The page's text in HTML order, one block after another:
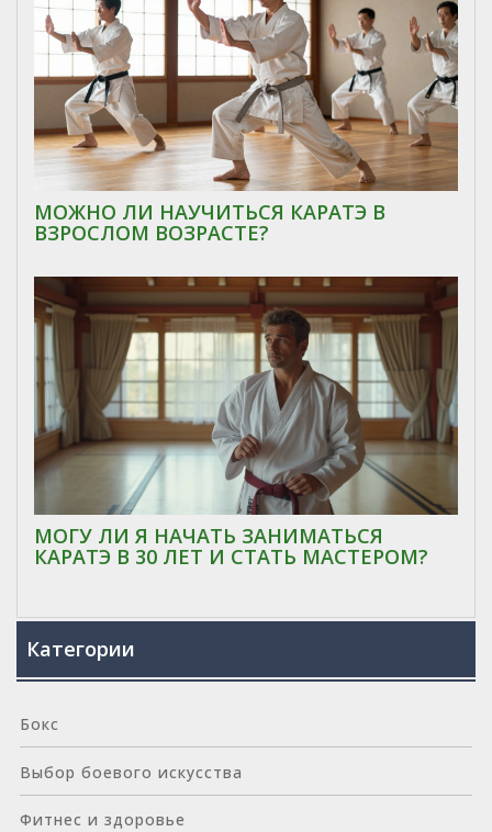
МОЖНО ЛИ НАУЧИТЬСЯ КАРАТЭ В
ВЗРОСЛОМ ВОЗРАСТЕ?
МОГУ ЛИ Я НАЧАТЬ ЗАНИМАТЬСЯ
КАРАТЭ В 30 ЛЕТ И СТАТЬ МАСТЕРОМ?
Категории
Бокс
Выбор боевого искусства
Фитнес и здоровье